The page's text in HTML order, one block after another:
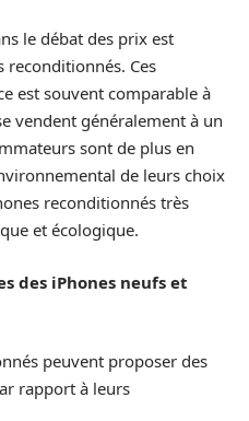
le débat des prix est
reconditionnés. Ces
est souvent comparable à
vendent généralement à un
sont de plus en
de leurs choix
reconditionnés très
et écologique.
des iPhones neufs et
peuvent proposer des
rapport à leurs